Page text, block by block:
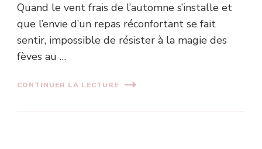
Quand le vent frais de l’automne s’installe et
que l’envie d’un repas réconfortant se fait
sentir, impossible de résister à la magie des
fèves au …
CONTINUER LA LECTURE